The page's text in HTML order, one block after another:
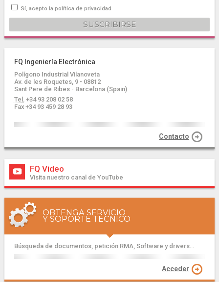
Sí, acepto la política de privacidad
FQ Ingeniería Electrónica
Polígono Industrial Vilanoveta
Av. de les Roquetes, 9 - 08812
Sant Pere de Ribes - Barcelona (Spain)
Tel. +34 93 208 02 58
Fax +34 93 459 28 93
Contacto
FQ Video
Visita nuestro canal de YouTube
OBTENGA SERVICIO
Y SOPORTE TÉCNICO
Búsqueda de documentos, petición RMA, Software y drivers...
Acceder